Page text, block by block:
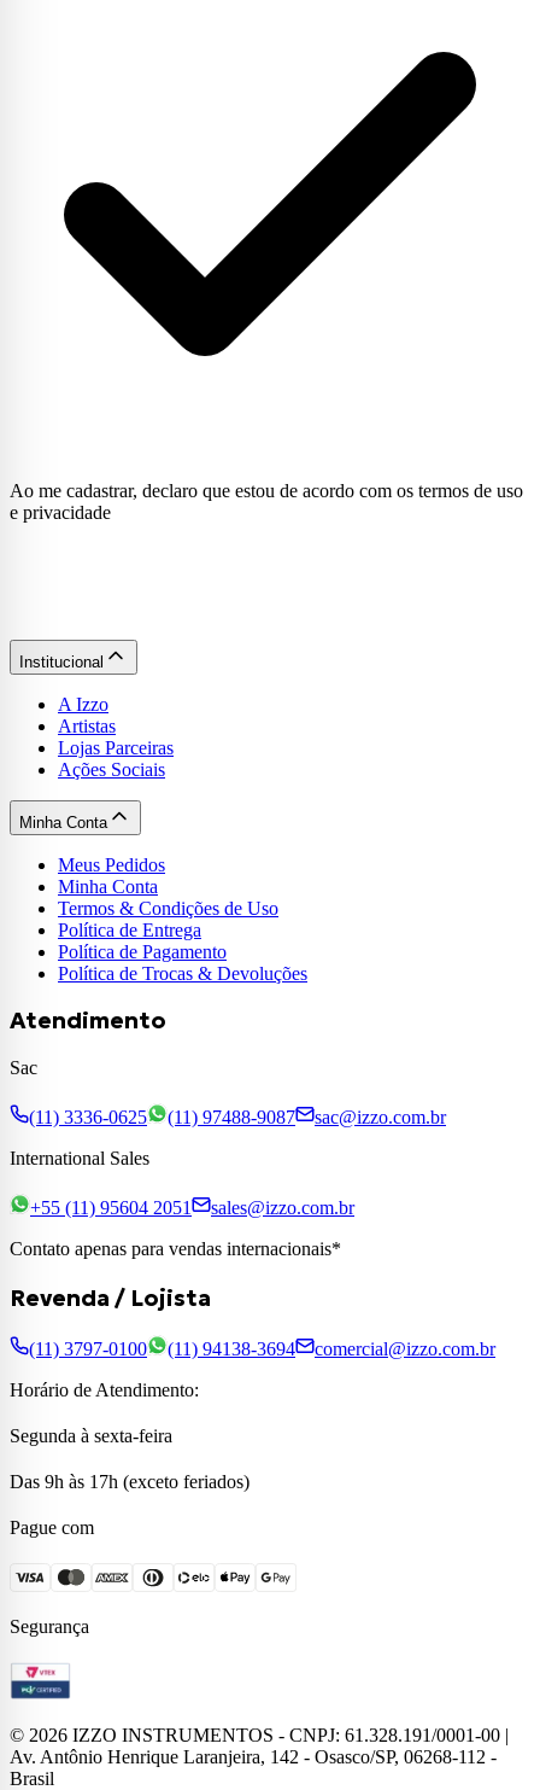
Ao me cadastrar, declaro que estou de acordo com os termos de uso
e privacidade
Institucional
A Izzo
Artistas
Lojas Parceiras
Ações Sociais
Minha Conta
Meus Pedidos
Minha Conta
Termos & Condições de Uso
Política de Entrega
Política de Pagamento
Política de Trocas & Devoluções
Atendimento
Sac
(11) 3336-0625 (11) 97488-9087
sac@izzo.com.br
International Sales
+55 (11) 95604 2051
sales@izzo.com.br
Contato apenas para vendas internacionais*
Revenda / Lojista
(11) 3797-0100 (11) 94138-3694
comercial@izzo.com.br
Horário de Atendimento:
Segunda à sexta-feira
Das 9h às 17h (exceto feriados)
Pague com
Segurança
© 2026 IZZO INSTRUMENTOS - CNPJ: 61.328.191/0001-00 |
Av. Antônio Henrique Laranjeira, 142 - Osasco/SP, 06268-112 -
Brasil